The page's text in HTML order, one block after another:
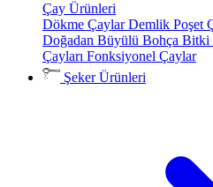
Çay Ürünleri
Dökme ÇaylarDemlik Poşet
Doğadan Büyülü Bohça Bitki
Çayları Fonksiyonel Çaylar
Şeker Ürünleri